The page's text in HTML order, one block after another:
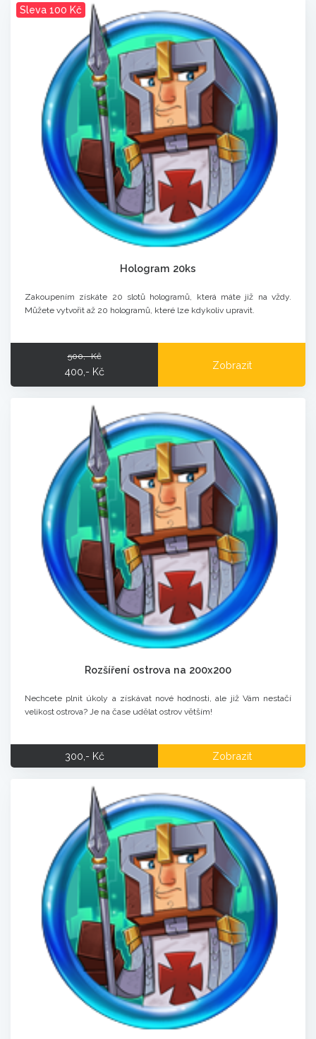
Sleva 100 Kč
Hologram 20ks
Zakoupením získáte 20 slotů hologramů, která máte již na vždy.
Můžete vytvořit až 20 hologramů, které lze kdykoliv upravit.
500,- Kč
400,- Kč
Zobrazit
Rozšíření ostrova na 200x200
Nechcete plnit úkoly a získávat nové hodnosti, ale již Vám nestačí
velikost ostrova? Je na čase udělat ostrov větším!
300,- Kč Zobrazit